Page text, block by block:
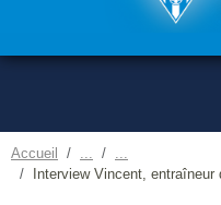
Accueil
Interview Vincent, entraîneur